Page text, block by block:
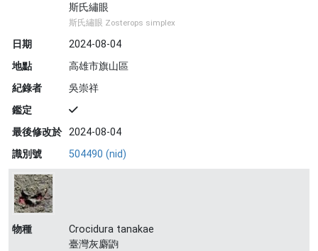
斯氏繡眼
斯氏繡眼 Zosterops simplex
日期
2024-08-04
地點
高雄市旗山區
紀錄者
吳崇祥
鑑定
最後修改於 2024-08-04
識別號
504490 (nid)
物種
Crocidura tanakae
臺灣灰麝鼩